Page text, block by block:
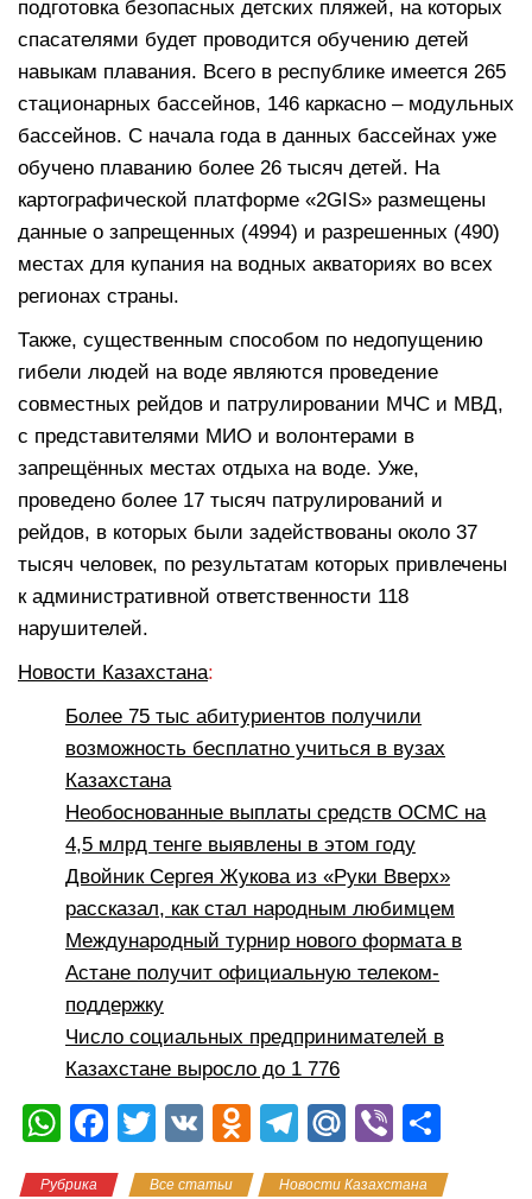
подготовка безопасных детских пляжей, на которых
спасателями будет проводится обучению детей
навыкам плавания. Всего в республике имеется 265
стационарных бассейнов, 146 каркасно – модульных
бассейнов. С начала года в данных бассейнах уже
обучено плаванию более 26 тысяч детей. На
картографической платформе «2GIS» размещены
данные о запрещенных (4994) и разрешенных (490)
местах для купания на водных акваториях во всех
регионах страны.
Также, существенным способом по недопущению
гибели людей на воде являются проведение
совместных рейдов и патрулировании МЧС и МВД,
с представителями МИО и волонтерами в
запрещённых местах отдыха на воде. Уже,
проведено более 17 тысяч патрулирований и
рейдов, в которых были задействованы около 37
тысяч человек, по результатам которых привлечены
к административной ответственности 118
нарушителей.
Новости Казахстана:
Более 75 тыс абитуриентов получили
возможность бесплатно учиться в вузах
Казахстана
Необоснованные выплаты средств ОСМС на
4,5 млрд тенге выявлены в этом году
Двойник Сергея Жукова из «Руки Вверх»
рассказал, как стал народным любимцем
Международный турнир нового формата в
Астане получит официальную телеком-
поддержку
Число социальных предпринимателей в
Казахстане выросло до 1 776
W F
T
V
O
T
M Vi
Рубрика Все статьи Новости Казахстана